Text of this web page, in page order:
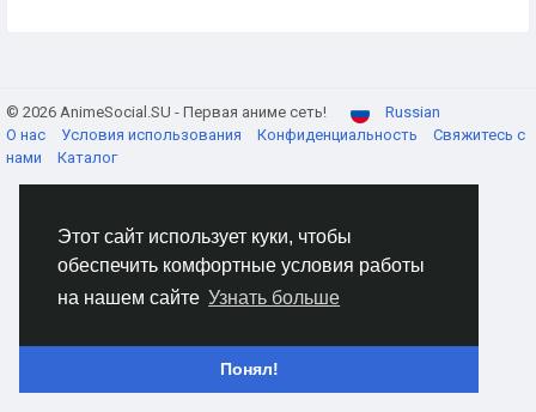
Этот сайт использует куки, чтобы
обеспечить комфортные условия работы
на нашем сайте Узнать больше
Понял!
© 2026 AnimeSocial.SU - Первая аниме сеть!
Russian
О нас
Условия использования Конфиденциальность
Свяжитесь с
нами
Каталог